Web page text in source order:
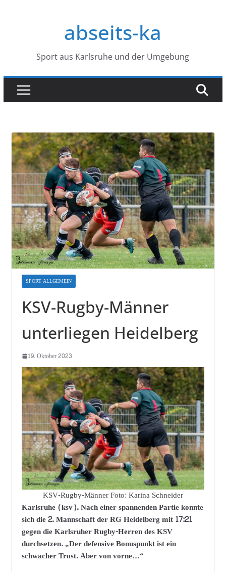
abseits-ka
Sport aus Karlsruhe und der Umgebung
SPORT ALLGEMEIN
KSV-Rugby-Männer
unterliegen Heidelberg
19. Oktober 2023
KSV-Rugby-Männer Foto: Karina Schneider
Karlsruhe (ksv). Nach einer spannenden Partie konnte
sich die 2. Mannschaft der RG Heidelberg mit 17:21
gegen die Karlsruher Rugby-Herren des KSV
durchsetzen. „Der defensive Bonuspunkt ist ein
schwacher Trost. Aber von vorne…“